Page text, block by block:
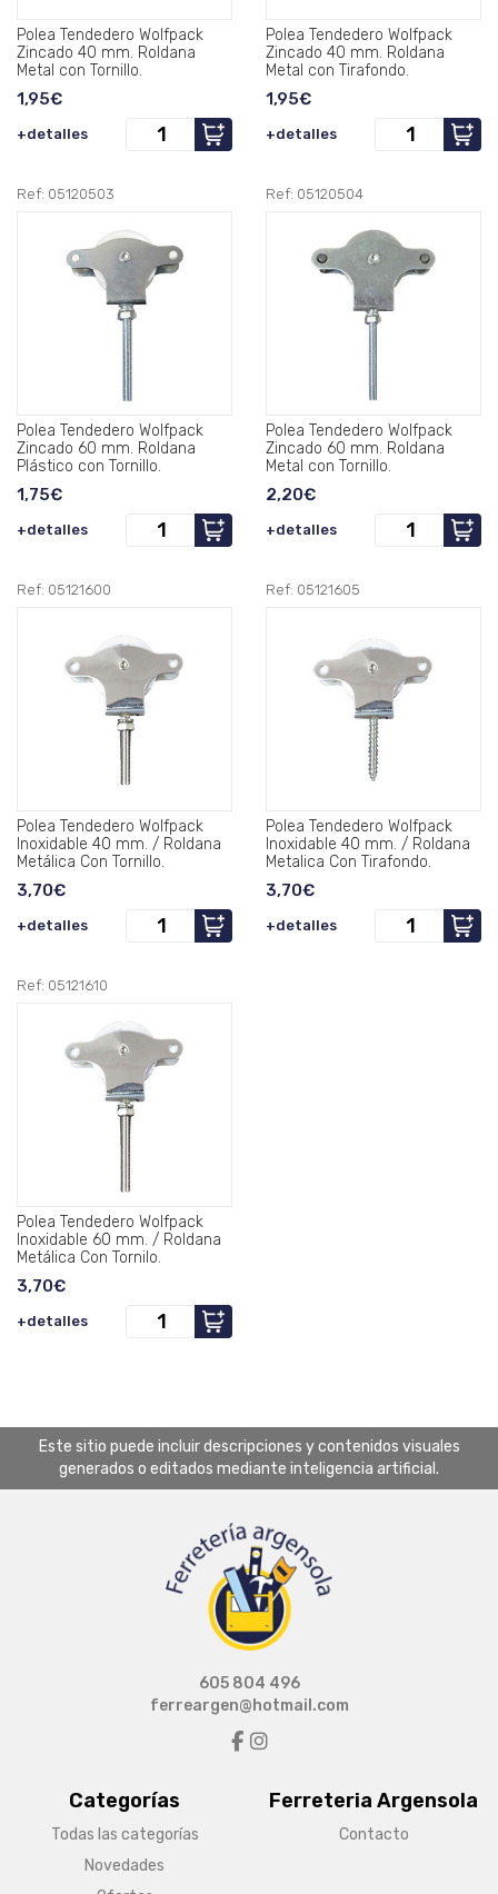
Polea Tendedero Wolfpack
Zincado 40 mm. Roldana
Metal con Tornillo.
1,95€
+detalles
Polea Tendedero Wolfpack
Zincado 40 mm. Roldana
Metal con Tirafondo.
1,95€
+detalles
Ref: 05120503
Polea Tendedero Wolfpack
Zincado 60 mm. Roldana
Plástico con Tornillo.
1,75€
+detalles
Ref: 05120504
Polea Tendedero Wolfpack
Zincado 60 mm. Roldana
Metal con Tornillo.
2,20€
+detalles
Ref: 05121600
Polea Tendedero Wolfpack
Inoxidable 40 mm. / Roldana
Metálica Con Tornillo.
3,70€
+detalles
Ref: 05121605
Polea Tendedero Wolfpack
Inoxidable 40 mm. / Roldana
Metalica Con Tirafondo.
3,70€
+detalles
Ref: 05121610
Polea Tendedero Wolfpack
Inoxidable 60 mm. / Roldana
Metálica Con Tornilo.
3,70€
+detalles
Este sitio puede incluir descripciones y contenidos visuales
generados o editados mediante inteligencia artificial.
Categorías
Todas las categorías
Novedades
Ferreteria Argensola
Contacto
605 804 496
ferreargen@hotmail.com